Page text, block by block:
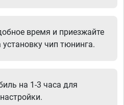
время и приезжайте
чип тюнинга.
на 1-3 часа для